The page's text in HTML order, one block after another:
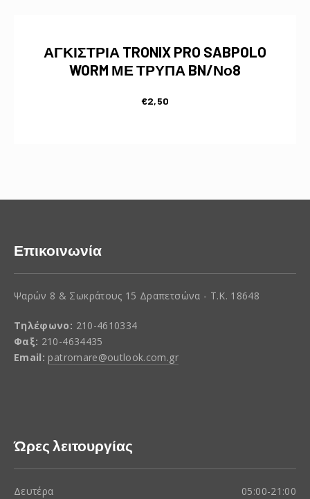
ΑΓΚΙΣΤΡΙΑ TRONIX PRO SABPOLO
WORM ΜΕ ΤΡΥΠΑ BN/Νο8
€2,50
Επικοινωνία
Ψαρών 8 & Σωκράτους 15 Δραπετσώνα - Τ.Κ. 18648
Τηλέφωνο: 210-4610334
Φαξ: 210-4634435
Email: patromare@outlook.com.gr
Ώρες λειτουργίας
Δευτέρα
05:00-21:00